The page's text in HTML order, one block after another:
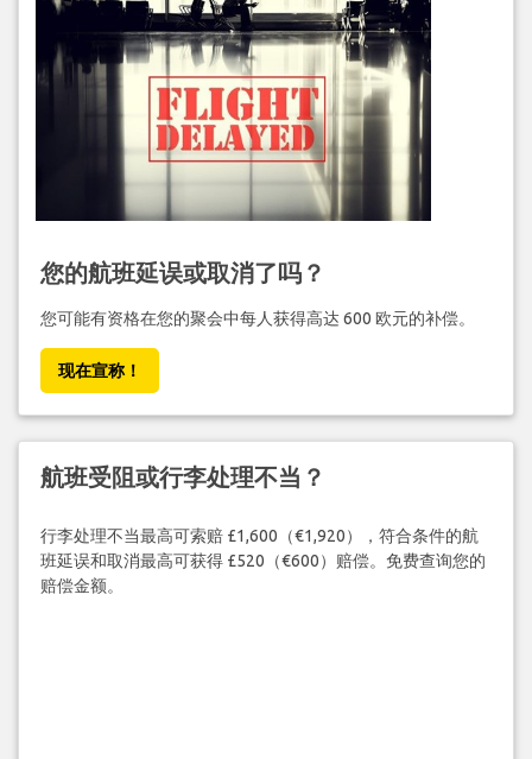
您的航班延误或取消了吗？
您可能有资格在您的聚会中每人获得高达 600 欧元的补偿。
现在宣称！
航班受阻或行李处理不当？
行李处理不当最高可索赔 £1,600（€1,920），符合条件的航
班延误和取消最高可获得 £520（€600）赔偿。免费查询您的
赔偿金额。